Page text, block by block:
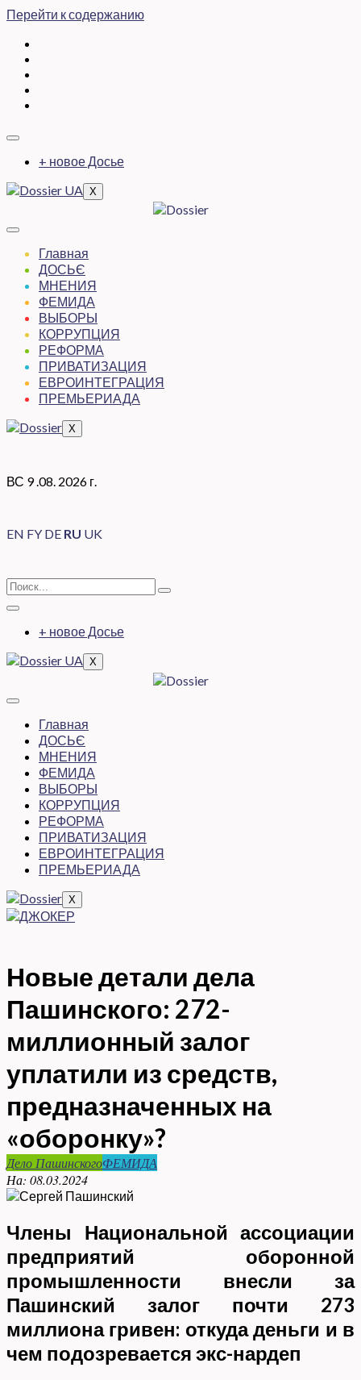
Перейти к содержанию
+ новое Досье
X
Главная
ДОСЬЄ
МНЕНИЯ
ФЕМИДА
ВЫБОРЫ
КОРРУПЦИЯ
РЕФОРМА
ПРИВАТИЗАЦИЯ
ЕВРОИНТЕГРАЦИЯ
ПРЕМЬЕРИАДА
X
ВС 9 .08. 2026 г.
EN FY DE RU UK
+ новое Досье
X
Главная
ДОСЬЄ
МНЕНИЯ
ФЕМИДА
ВЫБОРЫ
КОРРУПЦИЯ
РЕФОРМА
ПРИВАТИЗАЦИЯ
ЕВРОИНТЕГРАЦИЯ
ПРЕМЬЕРИАДА
X
Новые детали дела
Пашинского: 272-
миллионный залог
уплатили из средств,
предназначенных на
«оборонку»?
Дело ПашинскогоФЕМИДА
На: 08.03.2024
Члены Национальной ассоциации
предприятий оборонной
промышленности внесли за
Пашинский залог почти 273
миллиона гривен: откуда деньги и в
чем подозревается экс-нардеп